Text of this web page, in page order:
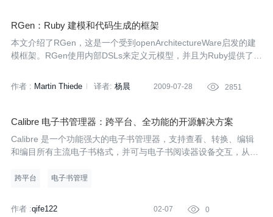
RGen：Ruby 建模和代码生成的框架
本文介绍了RGen，这是一个受到openArchitectureWare启发的建
模框架。RGen使用内部DSLs来定义元模型，并且为Ruby提供了一
作者 : Martin Thiede 译者: 杨晨 2009-07-28  2851
Calibre 电子书管理器：跨平台、全功能的开源解决方案
Calibre 是一个功能强大的电子书管理器，支持查看、转换、编辑
和编目所有主流电子书格式，并可与电子书阅读器设备交互，从互
跨平台 电子书管理
作者 :qife122 02-07  0